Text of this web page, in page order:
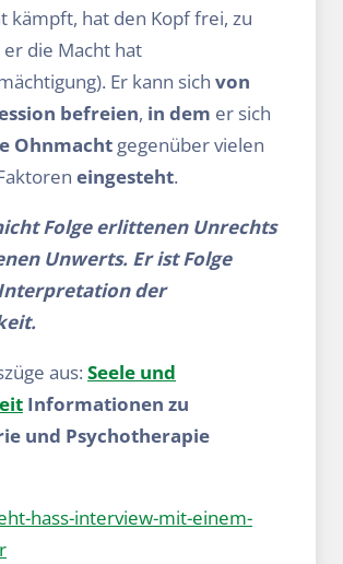
kämpft, hat den Kopf frei, zu
die Macht hat
Er kann sich von
befreien, in dem er sich
Ohnmacht gegenüber vielen
eingesteht.
Folge erlittenen Unrechts
Unwerts. Er ist Folge
der
aus: Seele und
Informationen zu
und Psychotherapie
hass-interview-mit-einem-